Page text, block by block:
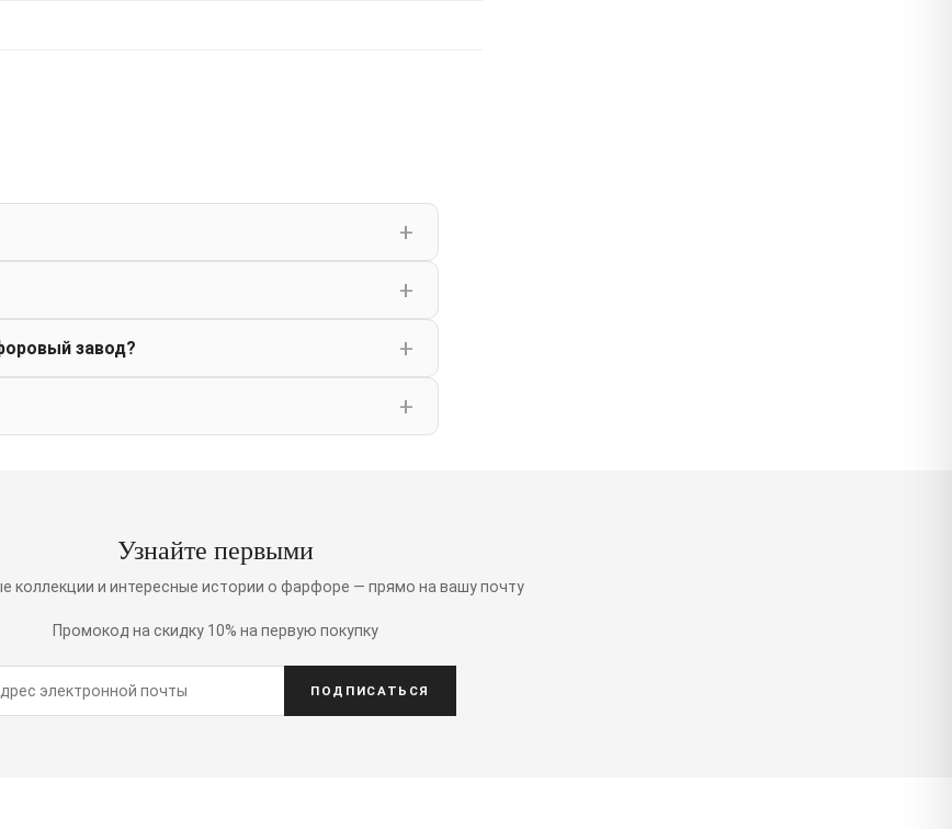
завод?
Узнайте первыми
коллекции и интересные истории о фарфоре — прямо на вашу почту
Промокод на скидку 10% на первую покупку
ПОДПИСАТЬСЯ